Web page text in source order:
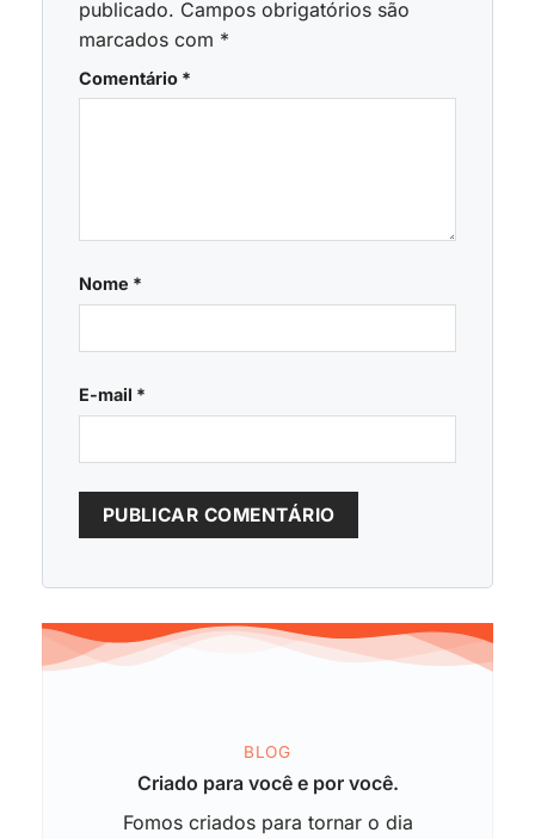
publicado. Campos obrigatórios são
marcados com *
Comentário *
Nome *
E-mail *
BLOG
Criado para você e por você.
Fomos criados para tornar o dia